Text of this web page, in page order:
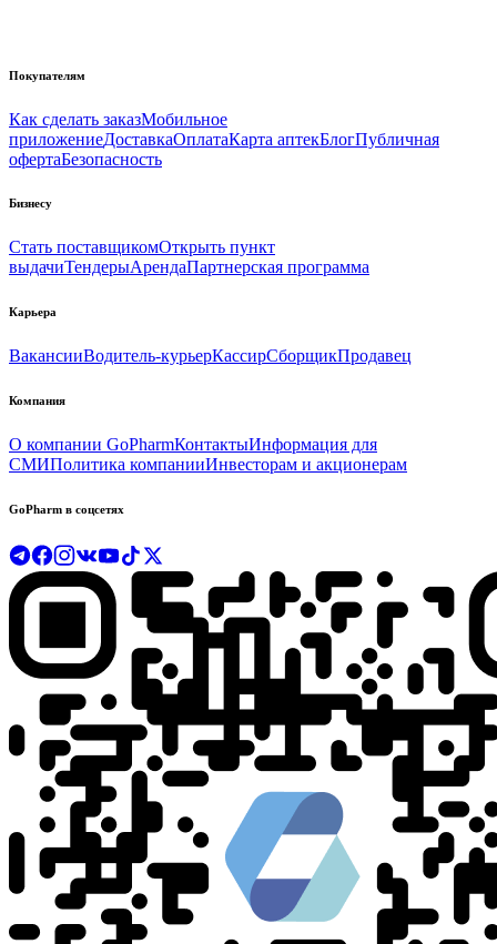
Покупателям
Как сделать заказМобильное
приложениеДоставкаОплатаКарта аптекБлогПубличная
офертаБезопасность
Бизнесу
Стать поставщикомОткрыть пункт
выдачиТендерыАрендаПартнерская программа
Карьера
ВакансииВодитель-курьерКассирСборщикПродавец
Компания
О компании GoPharmКонтактыИнформация для
СМИПолитика компанииИнвесторам и акционерам
GoPharm в соцсетях